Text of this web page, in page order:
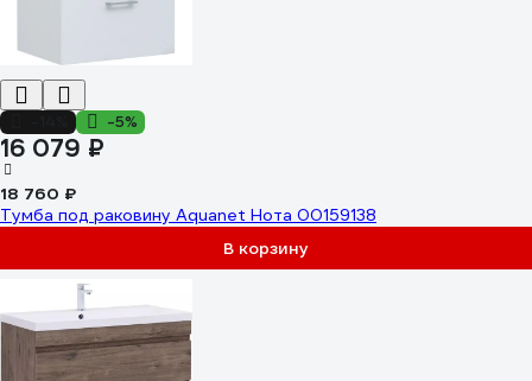
-5%
16 079 ₽
18 760 ₽
Тумба под раковину Aquanet Нота 00159138
В корзину